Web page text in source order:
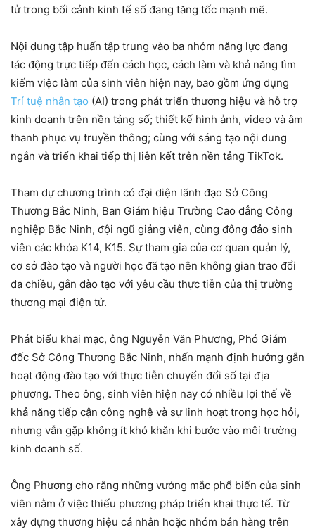
tử trong bối cảnh kinh tế số đang tăng tốc mạnh mẽ.
Nội dung tập huấn tập trung vào ba nhóm năng lực đang
tác động trực tiếp đến cách học, cách làm và khả năng tìm
kiếm việc làm của sinh viên hiện nay, bao gồm ứng dụng
Trí tuệ nhân tạo (AI) trong phát triển thương hiệu và hỗ trợ
kinh doanh trên nền tảng số; thiết kế hình ảnh, video và âm
thanh phục vụ truyền thông; cùng với sáng tạo nội dung
ngắn và triển khai tiếp thị liên kết trên nền tảng TikTok.
Tham dự chương trình có đại diện lãnh đạo Sở Công
Thương Bắc Ninh, Ban Giám hiệu Trường Cao đẳng Công
nghiệp Bắc Ninh, đội ngũ giảng viên, cùng đông đảo sinh
viên các khóa K14, K15. Sự tham gia của cơ quan quản lý,
cơ sở đào tạo và người học đã tạo nên không gian trao đổi
đa chiều, gắn đào tạo với yêu cầu thực tiễn của thị trường
thương mại điện tử.
Phát biểu khai mạc, ông Nguyễn Văn Phương, Phó Giám
đốc Sở Công Thương Bắc Ninh, nhấn mạnh định hướng gắn
hoạt động đào tạo với thực tiễn chuyển đổi số tại địa
phương. Theo ông, sinh viên hiện nay có nhiều lợi thế về
khả năng tiếp cận công nghệ và sự linh hoạt trong học hỏi,
nhưng vẫn gặp không ít khó khăn khi bước vào môi trường
kinh doanh số.
Ông Phương cho rằng những vướng mắc phổ biến của sinh
viên nằm ở việc thiếu phương pháp triển khai thực tế. Từ
xây dựng thương hiệu cá nhân hoặc nhóm bán hàng trên